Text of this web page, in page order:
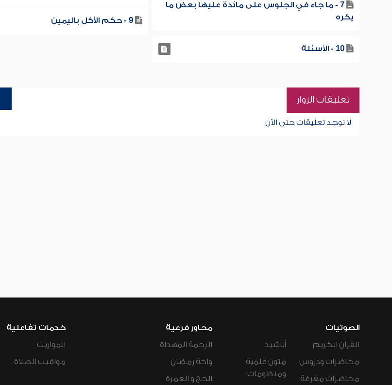
7 - ما جاء في الجلوس على مائدة عليها بعض ما
يكره
9 - حكم الأكل باليمين
10 - الأسئلة
تعليقات الزوار
لا توجد تعليقات حتى الآن
الصوتيات
القرآن الكريم
محاضرات ودروس
محاضرات مفرغة
أناشيد
متون علمية
ومنظومات
محاور فرعية
الرحمة المهداة
واحة رمضان
الحج و العمرة
خدمات تفاعلية
المواريث
مواقيت الصلاة